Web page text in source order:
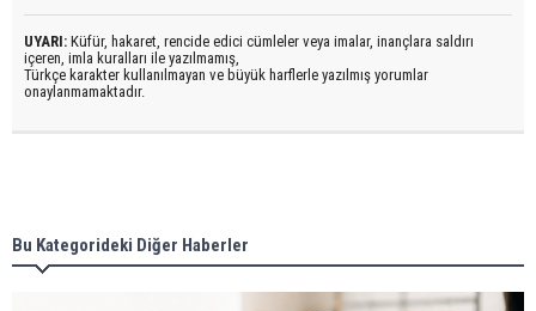
UYARI: Küfür, hakaret, rencide edici cümleler veya imalar, inançlara saldırı
içeren, imla kuralları ile yazılmamış,
Türkçe karakter kullanılmayan ve büyük harflerle yazılmış yorumlar
onaylanmamaktadır.
Bu Kategorideki Diğer Haberler